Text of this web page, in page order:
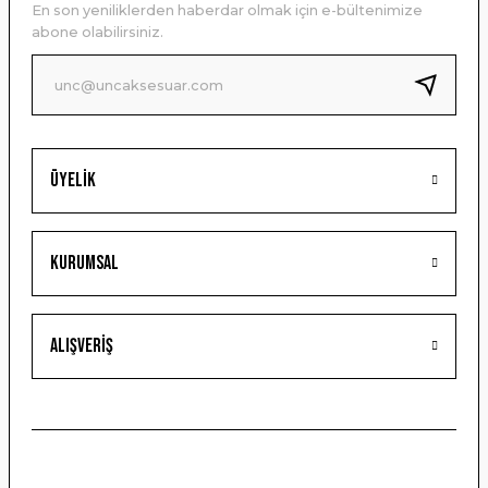
Ürün bilgilerinde hatalar bulunuyor.
Ürün fiyatı diğer sitelerden daha pahalı.
Bu ürüne benzer farklı alternatifler olmalı.
Gönder
Üyelik
Kurumsal
Alışveriş
En son yeniliklerden haberdar olmak için e-bültenimize
abone olabilirsiniz.